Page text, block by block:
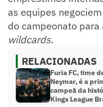
as equipes
do campeonato
wildcards.
RELACIONADAS
Furia FC, time
Neymar, é a
campeã da
Kings League